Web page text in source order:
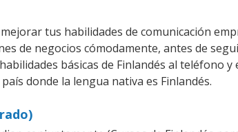
tus habilidades de comunicación
de negocios cómodamente, antes de
básicas de Finlandés al teléfono y
donde la lengua nativa es Finlandés.